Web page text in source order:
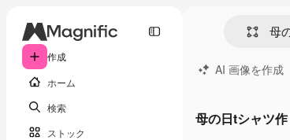
作成
ホーム
検索
ストック
AI 画像を作成
母の日tシャツ